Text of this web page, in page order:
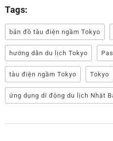
Tags:
bản đồ tàu điện ngầm Tokyo
hướng dẫn du lịch Tokyo
tàu điện ngầm Tokyo Tokyo
ứng dụng di động du lịch Nhật